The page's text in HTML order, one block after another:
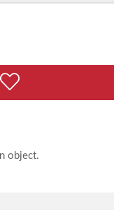
object.